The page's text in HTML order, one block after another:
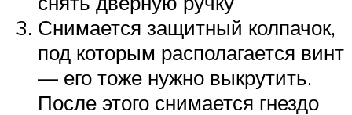
Снимается защитный колпачок,
под которым располагается винт
— его тоже нужно выкрутить.
После этого снимается гнездо